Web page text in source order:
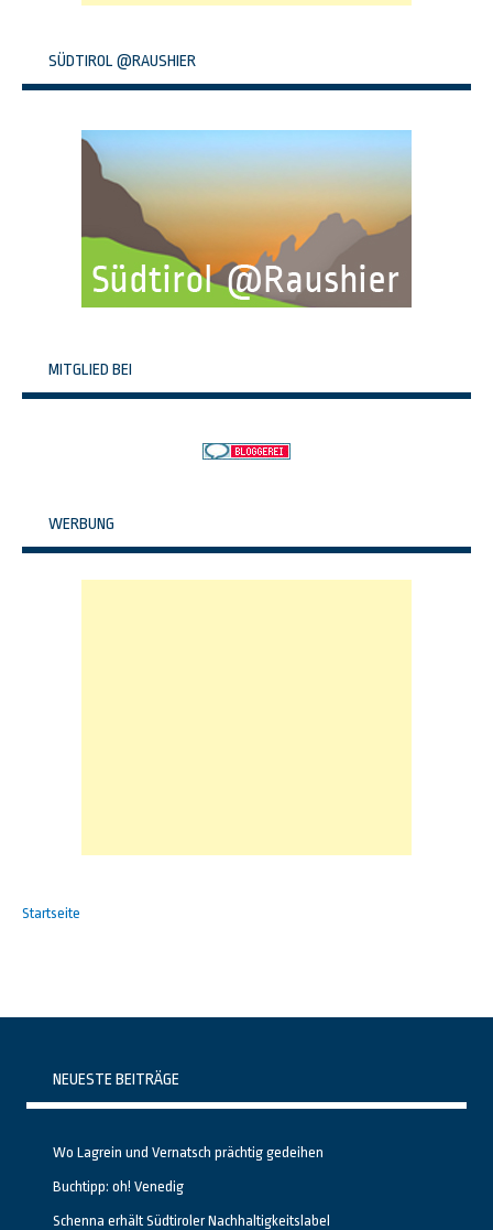
SÜDTIROL @RAUSHIER
MITGLIED BEI
WERBUNG
Startseite
NEUESTE BEITRÄGE
Wo Lagrein und Vernatsch prächtig gedeihen
Buchtipp: oh! Venedig
Schenna erhält Südtiroler Nachhaltigkeitslabel